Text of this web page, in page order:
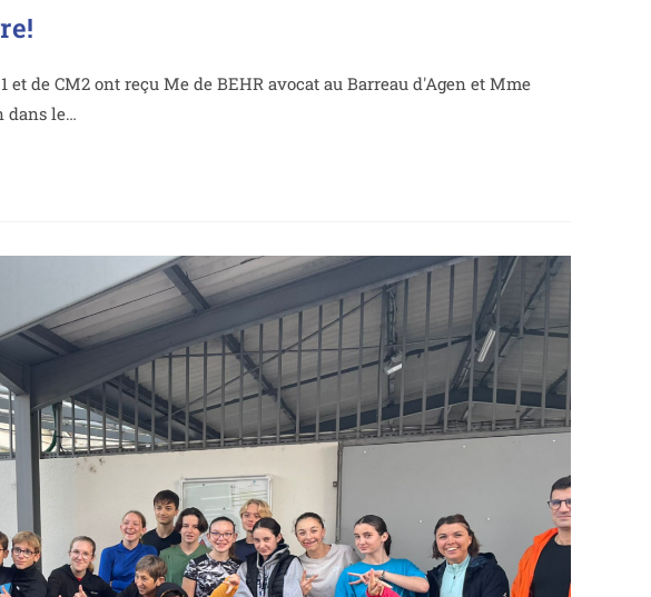
et de CM2 ont reçu Me de BEHR avocat au Barreau d'Agen et Mme
dans le…